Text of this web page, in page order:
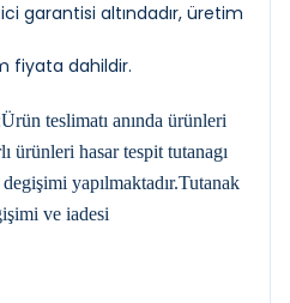
garantisi altındadır, üretim
fiyata dahildir.
teslimatı anında ürünleri
ürünleri hasar tespit tutanagı
yapılmaktadır.Tutanak
ve iadesi